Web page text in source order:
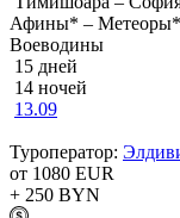
Афины* –
Воеводины
15 дней
14 ночей
13.09
Туроператор:
от 1080 EUR
+ 250 BYN